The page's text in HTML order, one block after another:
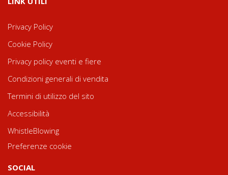
Privacy Policy
Cookie Policy
Privacy policy eventi e fiere
Condizioni generali di vendita
Termini di utilizzo del sito
Accessibilità
WhistleBlowing
Preferenze cookie
SOCIAL